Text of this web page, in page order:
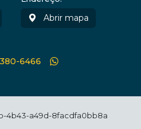
Abrir mapa
6466
4b43-a49d-8facdfa0bb8a